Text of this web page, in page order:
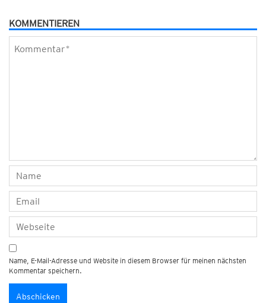
KOMMENTIEREN
Name, E-Mail-Adresse und Website in diesem Browser für meinen nächsten
Kommentar speichern.